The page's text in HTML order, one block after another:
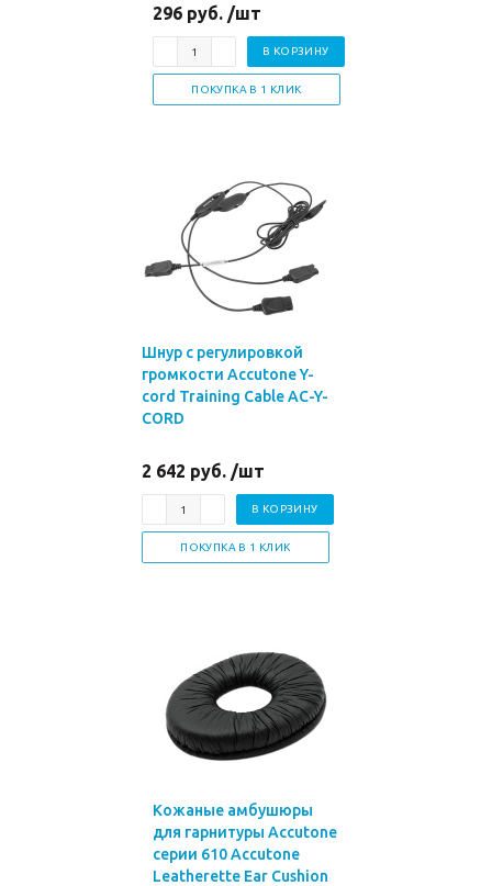
296 руб. /шт
В КОРЗИНУ
ПОКУПКА В 1 КЛИК
Шнур с регулировкой
громкости Accutone Y-
cord Training Cable AC-Y-
CORD
2 642 руб. /шт
В КОРЗИНУ
ПОКУПКА В 1 КЛИК
Кожаные амбушюры
для гарнитуры Accutone
серии 610 Accutone
Leatherette Ear Cushion